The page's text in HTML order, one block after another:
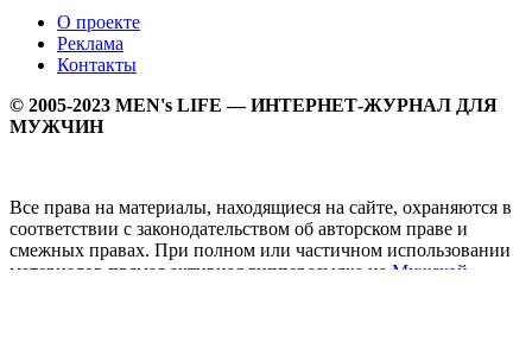
О проекте
Реклама
Контакты
© 2005-2023 MEN's LIFE — ИНТЕРНЕТ-ЖУРНАЛ ДЛЯ
МУЖЧИН
Все права на материалы, находящиеся на сайте, охраняются в
соответствии с законодательством об авторском праве и
смежных правах. При полном или частичном использовании
материалов прямая активная гипперссылка на Мужской